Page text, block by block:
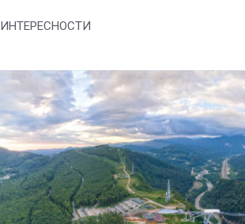
ИНТЕРЕСНОСТИ